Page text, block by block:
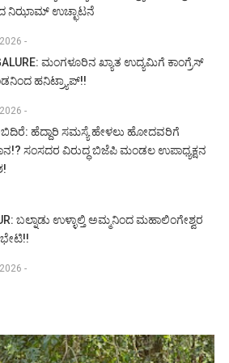
ನಿಝಾಮ್ ಉಚ್ಛಾಟನೆ
-
ಮಂಗಳೂರಿನ ಖ್ಯಾತ ಉದ್ಯಮಿಗೆ ಕಾಂಗ್ರೆಸ್
ಹನಿಟ್ರ್ಯಾಪ್!!
-
ಹೆದ್ದಾರಿ ಸಮಸ್ಯೆ ಹೇಳಲು ಹೋದವರಿಗೆ
ಸಂಸದರ ವಿರುದ್ಧ ಬಿಜೆಪಿ ಮಂಡಲ ಉಪಾಧ್ಯಕ್ಷನ
ಬಲ್ನಾಡು ಉಳ್ಳಾಲ್ತಿ ಅಮ್ಮನಿಂದ ಮಹಾಲಿಂಗೇಶ್ವರ
-